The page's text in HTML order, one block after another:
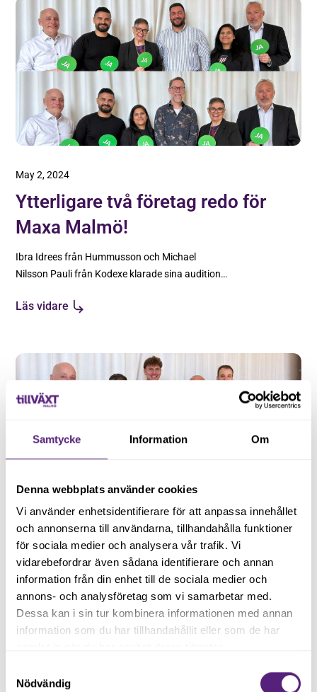
Samtycke Information Om
Denna webbplats använder cookies
Vi använder enhetsidentifierare för att anpassa innehållet
och annonserna till användarna, tillhandahålla funktioner
för sociala medier och analysera vår trafik. Vi
vidarebefordrar även sådana identifierare och annan
information från din enhet till de sociala medier och
annons- och analysföretag som vi samarbetar med.
Dessa kan i sin tur kombinera informationen med annan
information som du har tillhandahållit eller som de har
Nödvändig
May 2, 2024
Ytterligare två företag redo för
Maxa Malmö!
Ibra Idrees från Hummusson och Michael
Nilsson Pauli från Kodexe klarade sina auditions
juni!
Läs vidare
April 22, 2024
Maxa Malmö - första finalisterna
klara
Adexia Bopartner och Sagofen Isadora är de
första deltagarna att gå vidare till årets Maxa